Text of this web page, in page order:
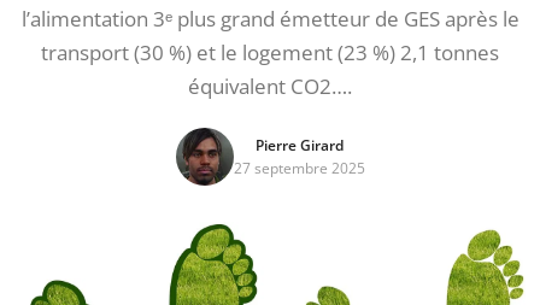
l’alimentation 3ᵉ plus grand émetteur de GES après le
transport (30 %) et le logement (23 %) 2,1 tonnes
équivalent CO2….
Pierre Girard
27 septembre 2025